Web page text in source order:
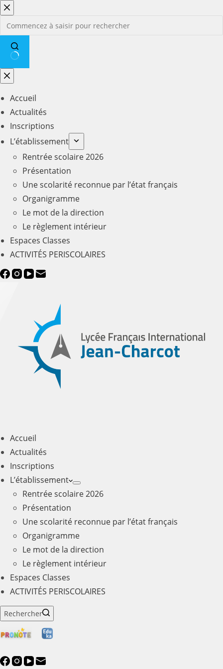
Passer
au
contenu
Aucun
résultat
Accueil
Actualités
Inscriptions
L’établissement
Rentrée scolaire 2026
Présentation
Une scolarité reconnue par l’état français
Organigramme
Le mot de la direction
Le règlement intérieur
Espaces Classes
ACTIVITÉS PERISCOLAIRES
Accueil
Actualités
Inscriptions
L’établissement
Rentrée scolaire 2026
Présentation
Une scolarité reconnue par l’état français
Organigramme
Le mot de la direction
Le règlement intérieur
Espaces Classes
ACTIVITÉS PERISCOLAIRES
Rechercher